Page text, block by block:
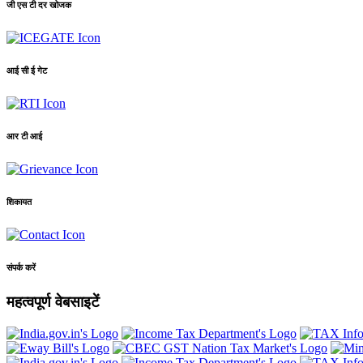
जी एस टी दर खोजक
आई सी ई गेट
आर टी आई
शिकायत
संपर्क करें
महत्वपूर्ण वेबसाइटें